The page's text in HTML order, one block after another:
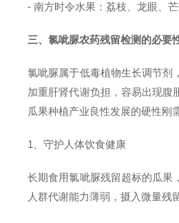
- 南方时令水果：荔枝、龙眼、
三、氯呲脲农药残留检测的必要
氯呲脲属于低毒植物生长调节剂
加重肝肾代谢负担，容易出现腹
瓜果种植产业良性发展的硬性刚
1、守护人体饮食健康
长期食用氯呲脲残留超标的瓜果
人群代谢能力薄弱，摄入微量残